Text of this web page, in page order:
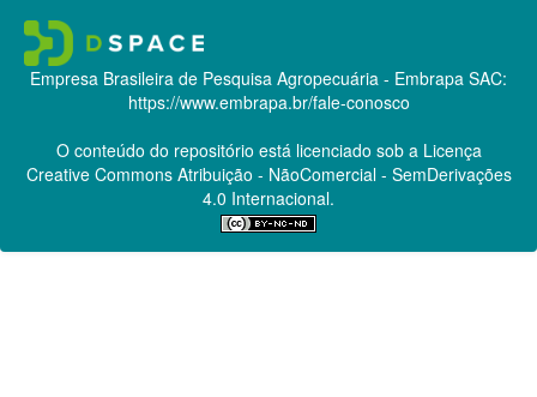
Empresa Brasileira de Pesquisa Agropecuária - Embrapa SAC:
https://www.embrapa.br/fale-conosco
O conteúdo do repositório está licenciado sob a Licença
Creative CommonsAtribuição - NãoComercial - SemDerivações
4.0 Internacional.